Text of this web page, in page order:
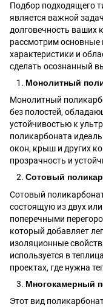
Подбор подходящего
является важной
долговечность ваших
рассмотрим основные
характеристики и
сделать осознанный
Монолитный
Монолитный
без полостей,
устойчивостью к
поликарбоната
окон, крыш и других
прозрачность и
Сотовый
Сотовый
состоящую из двух
поперечными
который добавляет
изоляционные
используется в
проектах, где нужна
Многокамерный
Этот вид